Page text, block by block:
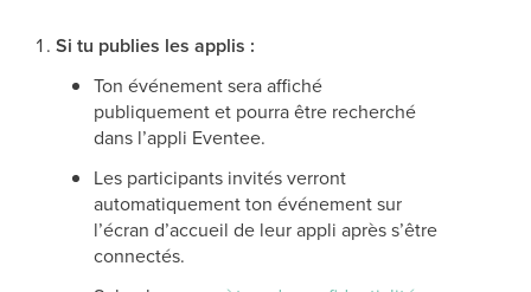
Si tu publies les applis :
Ton événement sera affiché
publiquement et pourra être recherché
dans l’appli Eventee.
Les participants invités verront
automatiquement ton événement sur
l’écran d’accueil de leur appli après s’être
connectés.